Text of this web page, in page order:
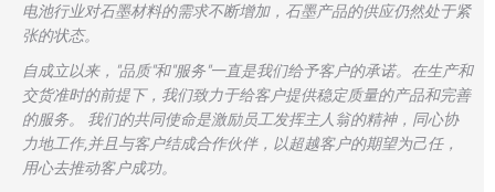
电池行业对石墨材料的需求不断增加，石墨产品的供应仍然处于紧
张的状态。
自成立以来，"品质"和"服务"一直是我们给予客户的承诺。在生产和
交货准时的前提下，我们致力于给客户提供稳定质量的产品和完善
的服务。 我们的共同使命是激励员工发挥主人翁的精神，同心协
力地工作,并且与客户结成合作伙伴，以超越客户的期望为己任，
用心去推动客户成功。